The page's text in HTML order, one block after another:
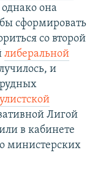
она
сформировать
со второй
либеральной
и
Лигой
в кабинете
министерских